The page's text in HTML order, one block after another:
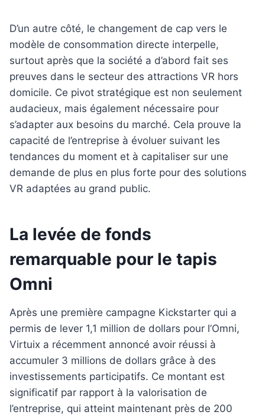
D’un autre côté, le changement de cap vers le
modèle de consommation directe interpelle,
surtout après que la société a d’abord fait ses
preuves dans le secteur des attractions VR hors
domicile. Ce pivot stratégique est non seulement
audacieux, mais également nécessaire pour
s’adapter aux besoins du marché. Cela prouve la
capacité de l’entreprise à évoluer suivant les
tendances du moment et à capitaliser sur une
demande de plus en plus forte pour des solutions
VR adaptées au grand public.
La levée de fonds
remarquable pour le tapis
Omni
Après une première campagne Kickstarter qui a
permis de lever 1,1 million de dollars pour l’Omni,
Virtuix a récemment annoncé avoir réussi à
accumuler 3 millions de dollars grâce à des
investissements participatifs. Ce montant est
significatif par rapport à la valorisation de
l’entreprise, qui atteint maintenant près de 200